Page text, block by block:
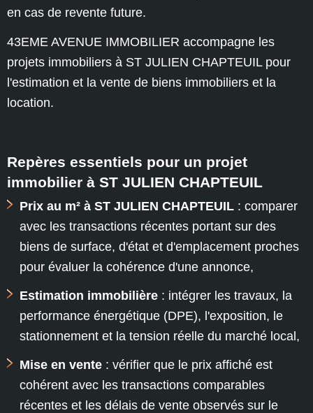
en cas de revente future.
43EME AVENUE IMMOBILIER accompagne les
projets immobiliers à ST JULIEN CHAPTEUIL pour
l'estimation et la vente de biens immobiliers et la
location.
Repères essentiels pour un projet
immobilier à ST JULIEN CHAPTEUIL
Prix au m² à ST JULIEN CHAPTEUIL : comparer
avec les transactions récentes portant sur des
biens de surface, d'état et d'emplacement proches
pour évaluer la cohérence d'une annonce,
Estimation immobilière : intégrer les travaux, la
performance énergétique (DPE), l'exposition, le
stationnement et la tension réelle du marché local,
Mise en vente : vérifier que le prix affiché est
cohérent avec les transactions comparables
récentes et les délais de vente observés sur le